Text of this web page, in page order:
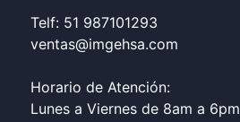
Telf: 51 987101293
ventas@imgehsa.com
Horario de Atención:
Lunes a Viernes de 8am a 6pm